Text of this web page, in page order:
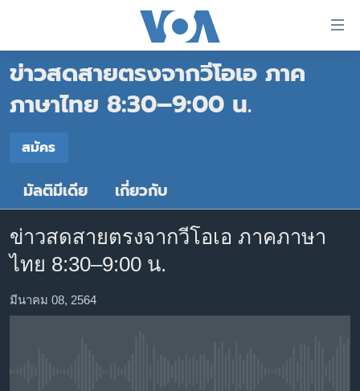
ต่อ
ไป
หลัก
หน้า
หลัก
ข้าม
ไป
การ
หน้าหลัก
โลก
เอเชีย
ไทย
ธุรกิจ
วิทยาศาสตร์
ไลฟ์สไตล์
ข่าวสดสายตรงจากวีโอเอ ภาค
ภาษาไทย 8:30–9:00 น.
สมัคร
สมัคร
มัลติมีเดีย เกี่ยวกับ
ข่าวสดสายตรงจากวีโอเอ ภาคภาษา
ไทย 8:30–9:00 น.
มีนาคม 08, 2564